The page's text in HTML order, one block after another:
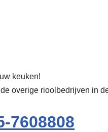
keuken!
overige rioolbedrijven in
7608808